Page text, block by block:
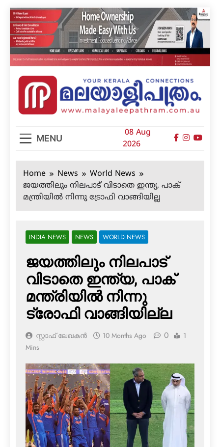
Skip
to
content
മലയാളിപത്രം
MENU
08 Aug
2026
Home News
World News
ജയത്തിലും നിലപാട് വിടാതെ ഇന്ത്യ, പാക്
മന്ത്രിയില്‍ നിന്നു ട്രോഫി വാങ്ങിയില്ല
INDIA NEWS NEWS WORLD NEWS
ജയത്തിലും നിലപാട്
വിടാതെ ഇന്ത്യ, പാക്
മന്ത്രിയില്‍ നിന്നു
ട്രോഫി വാങ്ങിയില്ല
സ്റ്റാഫ് ലേഖകൻ 10 Months Ago 0
1
Mins